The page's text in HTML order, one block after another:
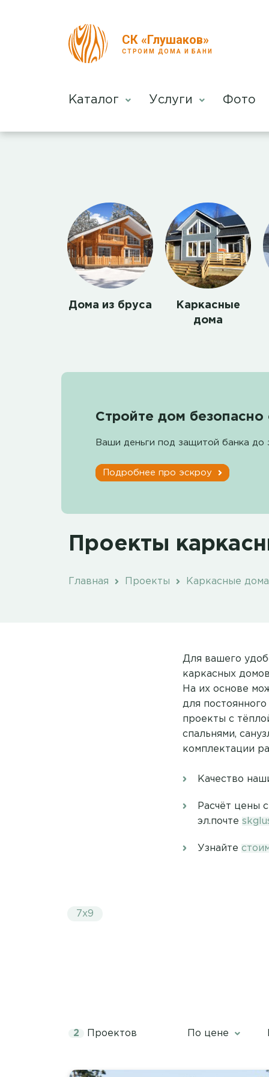
СК «Глушаков»
СТРОИМ ДОМА И БАНИ
Каталог Услуги Фото
Дома из бруса
Каркасные
дома
Стройте дом безопасно
Ваши деньги под защитой банка до
Подробнее про эскроу
Проекты
Главная Проекты Каркасные дома
Для вашего
каркасных
На их основе
для
проекты с
спальнями,
комплектации
Качество
Расчёт цены
эл.почте
Узнайте
7х9
2 Проектов По цене